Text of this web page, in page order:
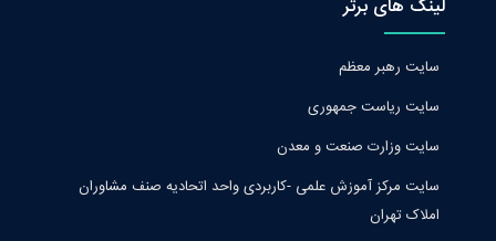
لینک های برتر
سایت رهبر معظم
سایت ریاست جمهوری
سایت وزارت صنعت و معدن
سایت مرکز آموزش علمی -کاربردی واحد اتحادیه صنف مشاوران
املاک تهران